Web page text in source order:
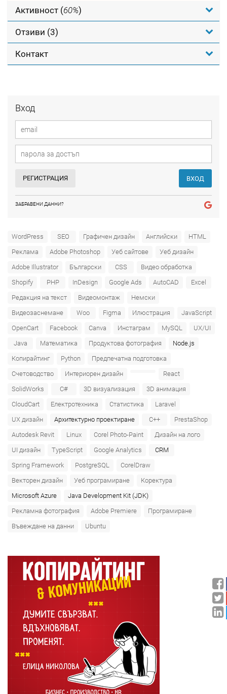
Вход
РЕГИСТРАЦИЯ ВХОД
ЗАБРАВЕНИ ДАННИ?
WordPress SEO Графичен дизайн Английски
HTML
Реклама
Adobe Photoshop Уеб сайтове
Уеб дизайн
Adobe Illustrator
Български CSS
Видео обработка
Shopify
PHP InDesign Google Ads AutoCAD
Excel
Редакция на текст
Видеомонтаж
Немски
Видеозаснемане
Woo Figma Илюстрация
JavaScript
OpenCart
Facebook Canva Инстаграм MySQL
UX/UI
Java
Математика Продуктова фотография
Node.js
Копирайтинг
Python
Предпечатна подготовка
Счетоводство
Интериорен дизайн
React
SolidWorks
C# 3D визуализация
3D анимация
CloudCart
Електротехника Статистика
Laravel
UX дизайн
Архитектурно проектиране C++
PrestaShop
Autodesk Revit
Linux Corel Photo-Paint
Дизайн на лого
UI дизайн
TypeScript Google Analytics
CRM
Spring Framework
PostgreSQL
CorelDraw
Векторен дизайн
Уеб програмиране
Коректура
Microsoft Azure‎
Java Development Kit (JDK)
Рекламна фотография
Adobe Premiere
Програмиране
Въвеждане на данни
Ubuntu
Активност (60%)
Отзиви (3)
Контакт